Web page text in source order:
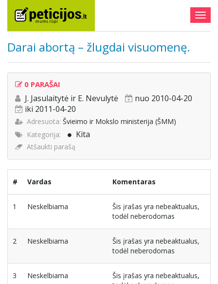
Darai abortą – žlugdai visuomenę.
0 PARAŠAI
J. Jasulaitytė ir E. Nevulytė
nuo 2010-04-20
iki 2011-04-20
Adresuota: Švieimo ir Mokslo ministerija (ŠMM)
Kategorija:
Kita
Atšaukti parašą
# Vardas Komentaras
1 Neskelbiama
Šis įrašas yra nebeaktualus,
todėl neberodomas
2 Neskelbiama
Šis įrašas yra nebeaktualus,
todėl neberodomas
3 Neskelbiama
Šis įrašas yra nebeaktualus,